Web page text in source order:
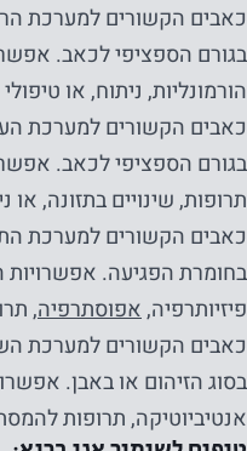
כאבים הקשורים למערכת
בגורם הספציפי לכאב.
הורמונליות, ניתוח, או
כאבים הקשורים למערכת
בגורם הספציפי לכאב.
תרופות, שינויים בתזונה, או
כאבים הקשורים למערכת
בחומרת הפגיעה. אפשרויות
פיזיותרפיה,אפוסתרפיה,
כאבים הקשורים למערכת
בסוג הזיהום או באבן.
אנטיביוטיקה, תרופות